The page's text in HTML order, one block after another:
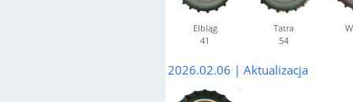
Elbląg
41
Tatra
54
2026.02.06 | Aktualizacja